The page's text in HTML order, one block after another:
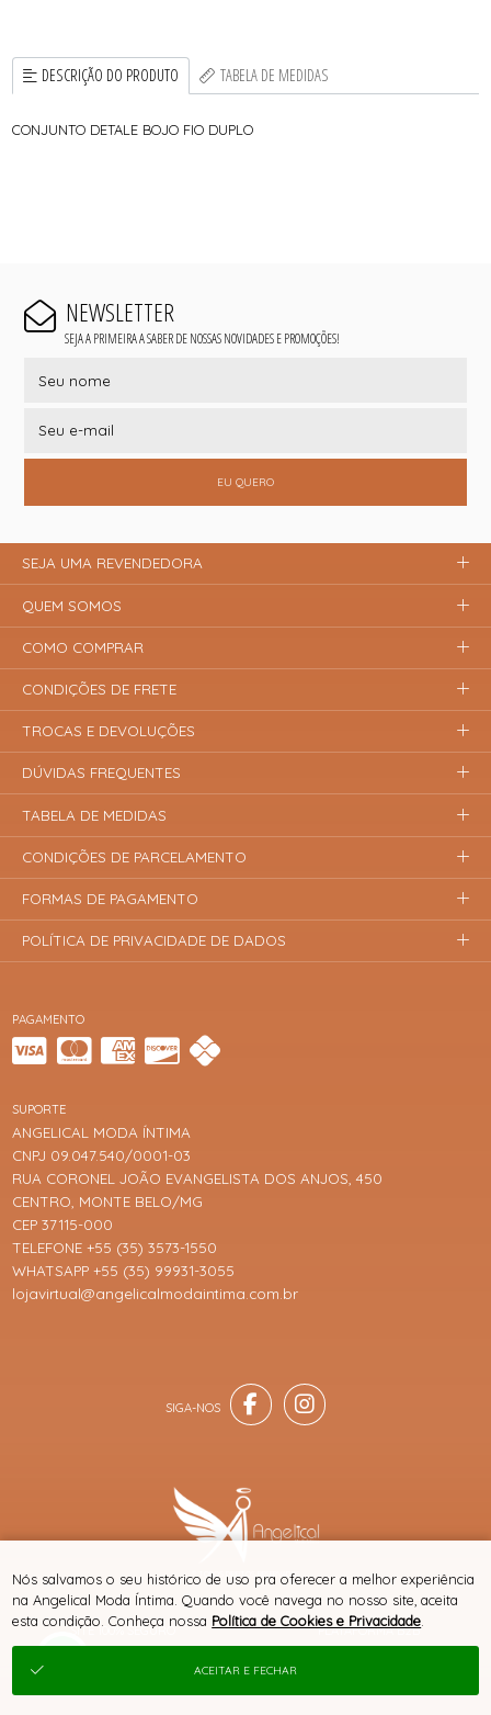
DESCRIÇÃO DO PRODUTO TABELA DE MEDIDAS
CONJUNTO DETALE BOJO FIO DUPLO
NEWSLETTER
SEJA A PRIMEIRA A SABER DE NOSSAS NOVIDADES E PROMOÇÕES!
EU QUERO
PAGAMENTO
SITE 100% SEGURO PLATAFORMA B2B
SUPORTE
ANGELICAL MODA ÍNTIMA
CNPJ 09.047.540/0001-03
RUA CORONEL JOÃO EVANGELISTA DOS ANJOS, 450
CENTRO, MONTE BELO/MG
CEP 37115-000
TELEFONE +55 (35) 3573-1550
WHATSAPP +55 (35) 99931-3055
lojavirtual@angelicalmodaintima.com.br
SEJA UMA REVENDEDORA
QUEM SOMOS
COMO COMPRAR
CONDIÇÕES DE FRETE
TROCAS E DEVOLUÇÕES
DÚVIDAS FREQUENTES
TABELA DE MEDIDAS
CONDIÇÕES DE PARCELAMENTO
FORMAS DE PAGAMENTO
POLÍTICA DE PRIVACIDADE DE DADOS
® TODOS DIREITOS RESERVADOS
Nós salvamos o seu histórico de uso pra oferecer a melhor experiência
na Angelical Moda Íntima. Quando você navega no nosso site, aceita
esta condição. Conheça nossa Política de Cookies e Privacidade
ACEITAR E FECHAR